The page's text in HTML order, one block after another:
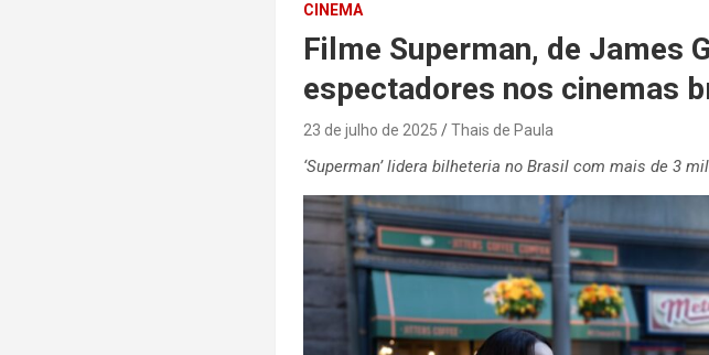
CINEMA
Filme Superman, de James
espectadores nos cinemas
23 de julho de 2025 Thais de Paula
‘Superman’ lidera bilheteria no Brasil com mais de 3